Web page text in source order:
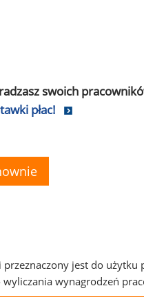
swoich
płac!
jest do użytku
wynagrodzeń